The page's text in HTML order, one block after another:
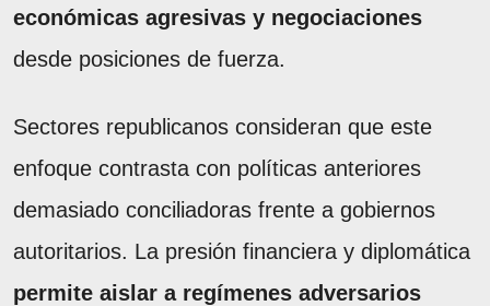
económicas agresivas y negociaciones
desde posiciones de fuerza.
Sectores republicanos consideran que este
enfoque contrasta con políticas anteriores
demasiado conciliadoras frente a gobiernos
autoritarios. La presión financiera y diplomática
permite aislar a regímenes adversarios